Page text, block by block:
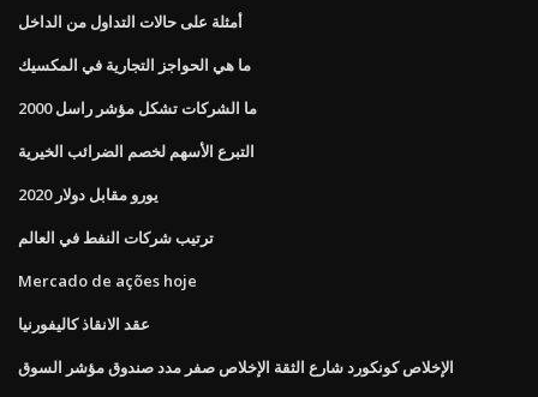
أمثلة على حالات التداول من الداخل
ما هي الحواجز التجارية في المكسيك
ما الشركات تشكل مؤشر راسل 2000
التبرع الأسهم لخصم الضرائب الخيرية
يورو مقابل دولار 2020
ترتيب شركات النفط في العالم
Mercado de ações hoje
عقد الانقاذ كاليفورنيا
الإخلاص كونكورد شارع الثقة الإخلاص صفر مدد صندوق مؤشر السوق